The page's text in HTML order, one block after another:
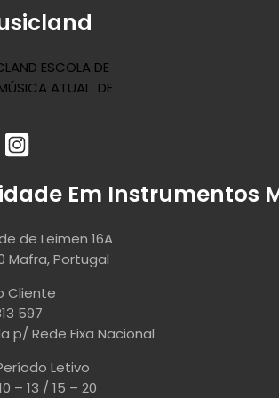
ESCOLA DE
ATUAL DE
Em Instrumentos
de Leimen 16A
Mafra, Portugal
Cliente
597
p/ Rede Fixa Nacional
Letivo
– 13 / 15 – 20